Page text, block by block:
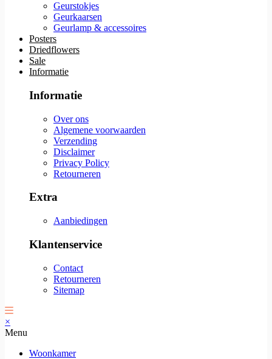
Geurstokjes
Geurkaarsen
Geurlamp & accessoires
Posters
Driedflowers
Sale
Informatie
Informatie
Over ons
Algemene voorwaarden
Verzending
Disclaimer
Privacy Policy
Retourneren
Extra
Aanbiedingen
Klantenservice
Contact
Retourneren
Sitemap
×
Menu
Woonkamer